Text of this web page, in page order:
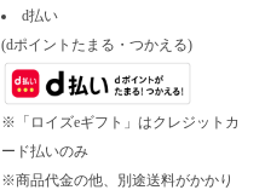
d払い
(dポイントたまる・つかえる)
※「ロイズeギフト」はクレジットカ
ード払いのみ
※商品代金の他、別途送料がかかり